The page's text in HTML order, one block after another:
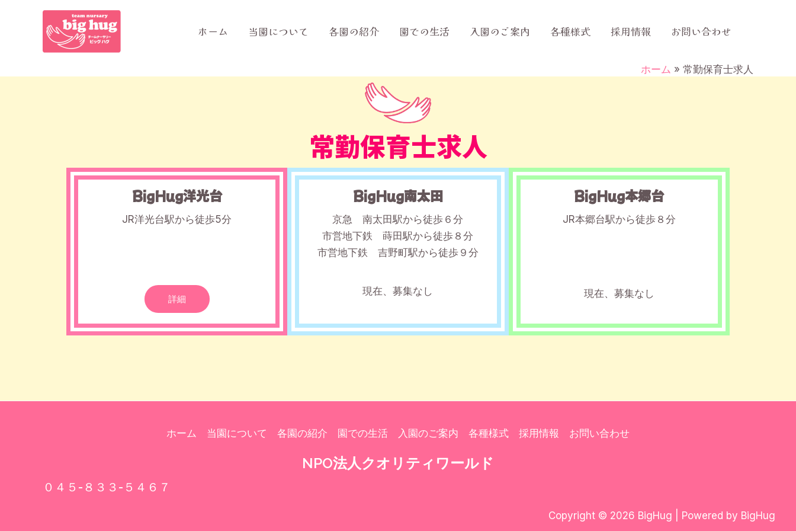
ホーム 当園について 各園の紹介 園での生活 入園のご案内 各種様式 採用情報 お問い合わせ
ホーム 常勤保育士求人
常勤保育士求人
BigHug洋光台
JR洋光台駅から徒歩5分
詳細
BigHug南太田
京急 南太田駅から徒歩６分
市営地下鉄 蒔田駅から徒歩８分
市営地下鉄 吉野町駅から徒歩９分
現在、募集なし
BigHug本郷台
JR本郷台駅から徒歩８分
現在、募集なし
ホーム 当園について 各園の紹介 園での生活 入園のご案内 各種様式 採用情報 お問い合わせ
NPO法人クオリティワールド
０４５-８３３-５４６７
Copyright © 2026 BigHug | Powered by BigHug